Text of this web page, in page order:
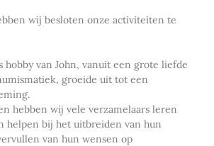
wij besloten onze activiteiten te
hobby van John, vanuit een grote liefde
groeide uit tot een
hebben wij vele verzamelaars leren
helpen bij het uitbreiden van hun
van hun wensen op